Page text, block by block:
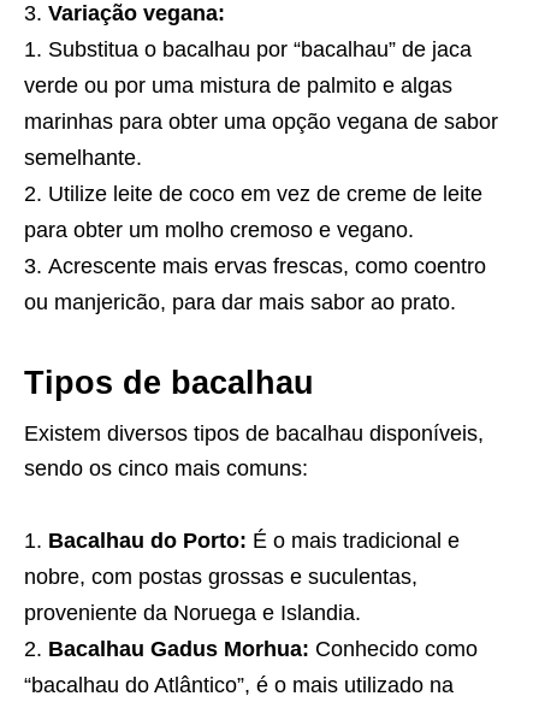
Variação vegana:
Substitua o bacalhau por “bacalhau” de jaca
verde ou por uma mistura de palmito e algas
marinhas para obter uma opção vegana de sabor
semelhante.
Utilize leite de coco em vez de creme de leite
para obter um molho cremoso e vegano.
Acrescente mais ervas frescas, como coentro
ou manjericão, para dar mais sabor ao prato.
Tipos de bacalhau
Existem diversos tipos de bacalhau disponíveis,
sendo os cinco mais comuns:
Bacalhau do Porto: É o mais tradicional e
nobre, com postas grossas e suculentas,
proveniente da Noruega e Islandia.
Bacalhau Gadus Morhua: Conhecido como
“bacalhau do Atlântico”, é o mais utilizado na